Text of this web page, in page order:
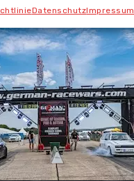
DatenschutzImpressum